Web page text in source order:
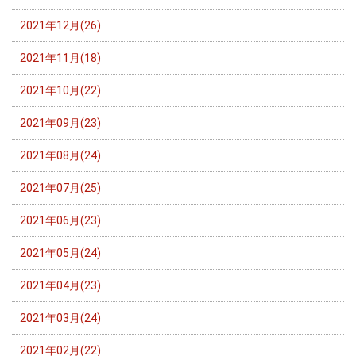
2021年12月(26)
2021年11月(18)
2021年10月(22)
2021年09月(23)
2021年08月(24)
2021年07月(25)
2021年06月(23)
2021年05月(24)
2021年04月(23)
2021年03月(24)
2021年02月(22)